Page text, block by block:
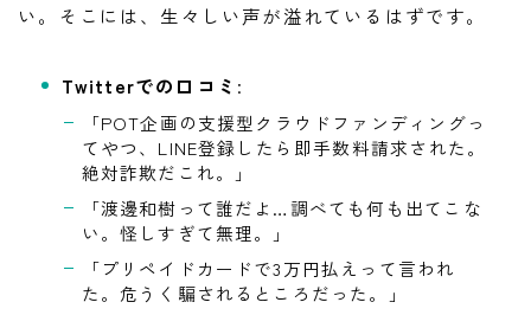
い。そこには、生々しい声が溢れているはずです。
Twitterでの口コミ :
「POT企画の支援型クラウドファンディングっ
てやつ、LINE登録したら即手数料請求された。
絶対詐欺だこれ。」
「渡邊和樹って誰だよ…調べても何も出てこな
い。怪しすぎて無理。」
「プリペイドカードで3万円払えって言われ
た。危うく騙されるところだった。」